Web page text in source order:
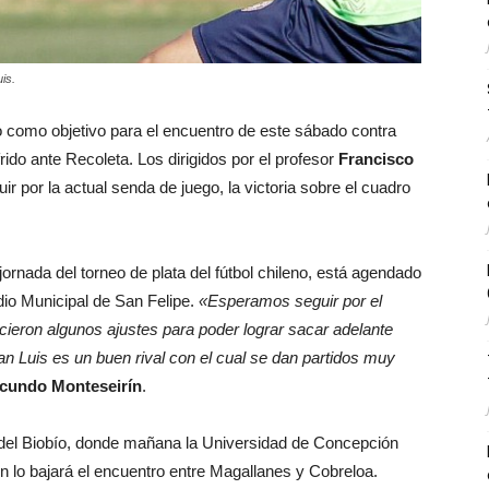
objetivo para el encuentro de este sábado contra
ante Recoleta. Los dirigidos por el profesor Francisco
por la actual senda de juego, la victoria sobre el cuadro
del torneo de plata del fútbol chileno, está agendado
Municipal de San Felipe. «Esperamos seguir por el
algunos ajustes para poder lograr sacar adelante
Luis es un buen rival con el cual se dan partidos muy
Monteseirín.
Biobío, donde mañana la Universidad de Concepción
lo bajará el encuentro entre Magallanes y Cobreloa.